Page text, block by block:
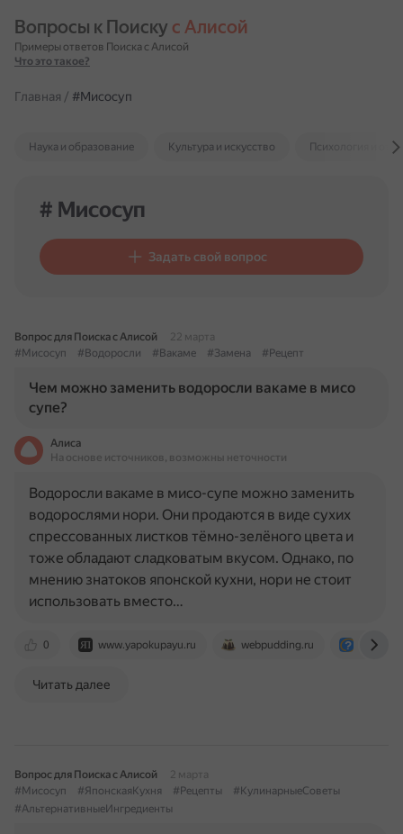
Вопросы к Поиску с Алисой
Примеры ответов Поиска с Алисой
Что это такое?
Главная / #Мисосуп
Наука и образование Культура и искусство Психология и
# Мисосуп
Задать свой вопрос
Вопрос для Поиска с Алисой
22 марта
#Мисосуп
#Водоросли #Вакаме #Замена #Рецепт
Чем можно заменить водоросли вакаме в мисо
супе?
Алиса
На основе источников, возможны неточности
0 www.yapokupayu.ru webpudding.ru
Водоросли вакаме в мисо-супе можно заменить
водорослями нори. Они продаются в виде сухих
спрессованных листков тёмно-зелёного цвета и
тоже обладают сладковатым вкусом. Однако, по
мнению знатоков японской кухни, нори не стоит
использовать вместо…
Читать далее
Вопрос для Поиска с Алисой
2 марта
#Мисосуп
#ЯпонскаяКухня #Рецепты
#КулинарныеСоветы
#АльтернативныеИнгредиенты